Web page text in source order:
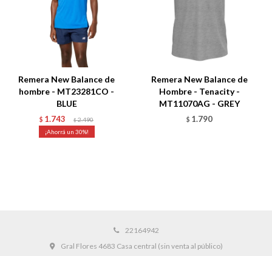
Remera New Balance de
hombre - MT23281CO -
BLUE
$ 1.743 $ 2.490
30
Remera New Balance de
Hombre - Tenacity -
MT11070AG - GREY
$ 1.790
22164942
Gral Flores 4683 Casa central (sin venta al público)